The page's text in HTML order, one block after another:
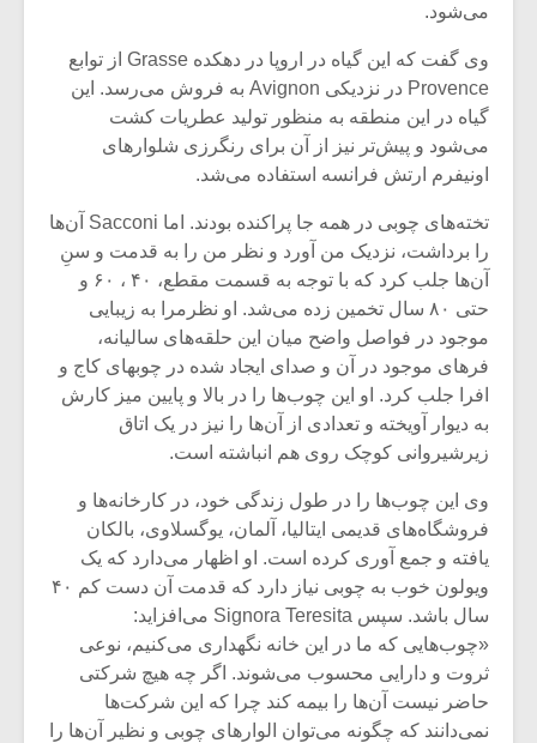
می‌شود.
وی گفت که این گیاه در اروپا در دهکده Grasse از توابع
Provence در نزدیکی Avignon به فروش می‌رسد. این
گیاه در این منطقه به منظور تولید عطریات کشت
می‌شود و پیش‌تر نیز از آن برای رنگرزی شلوارهای
اونیفرم ارتش فرانسه استفاده می‌شد.
تخته‌های چوبی در همه جا پراکنده بودند. اما Sacconi آن‌ها
را برداشت، نزدیک من آورد و نظر من را به قدمت و سنِ
آن‌ها جلب کرد که با توجه به قسمت مقطع، ۴۰ ، ۶۰ و
حتی ۸۰ سال تخمین زده می‌شد. او نظرمرا به زیبایی
موجود در فواصل واضح میان این حلقه‌های سالیانه،
فرهای موجود در آن و صدای ایجاد شده در چوبهای کاج و
افرا جلب کرد. او این چوب‌ها را در بالا و پایین میز کارش
به دیوار آویخته و تعدادی از آن‌ها را نیز در یک اتاق
زیرشیروانی کوچک روی هم انباشته است.
وی این چوب‌ها را در طول زندگی خود، در کارخانه‌ها و
فروشگاه‌های قدیمی ایتالیا، آلمان، یوگسلاوی، بالکان
یافته و جمع آوری کرده است. او اظهار می‌دارد که یک
ویولون خوب به چوبی نیاز دارد که قدمت آن دست کم ۴۰
سال باشد. سپس Signora Teresita می‌افزاید:
«چوب‌هایی که ما در این خانه نگهداری می‌کنیم، نوعی
ثروت و دارایی محسوب می‌شوند. اگر چه هیچ شرکتی
حاضر نیست آن‌ها را بیمه کند چرا که این شرکت‌ها
نمی‌دانند که چگونه می‌توان الوارهای چوبی و نظیر آن‌ها را